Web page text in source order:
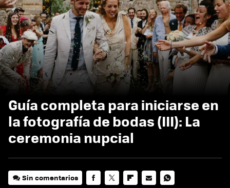
Guía completa para iniciarse en
la fotografía de bodas (III): La
ceremonia nupcial
Sin comentarios